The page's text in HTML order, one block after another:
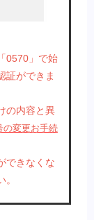
0570」で始
証ができま
の内容と異
の変更お手続
できなくな